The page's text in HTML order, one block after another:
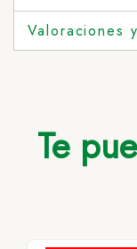
Valoraciones
Te